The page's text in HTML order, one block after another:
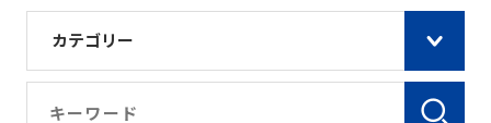
カテゴリー